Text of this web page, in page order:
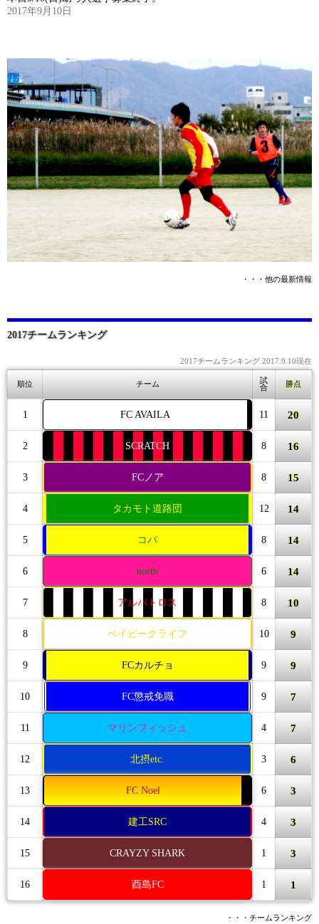
2017年9月10日
・・・他の最新情報
2017チームランキング
2017チームランキング 2017.9.10現在
順位 チーム
試
合
勝点
1 FC AVAILA 11 20
2 SCRATCH 8 16
3 FCノア 8 15
4 タカモト道路団 12 14
5 コパ 8 14
6 north 6 14
7 アルバトロス 8 10
8 ベイビークライフ 10 9
9 FCカルチョ 9 9
10 FC懲戒免職 9 7
11 マリンフィッシュ 4 7
12 北摂etc. 3 6
13 FC Noel 6 3
14 建工SRC 4 3
15 CRAYZY SHARK 1 3
16 酉島FC 1 1
・・・チームランキング